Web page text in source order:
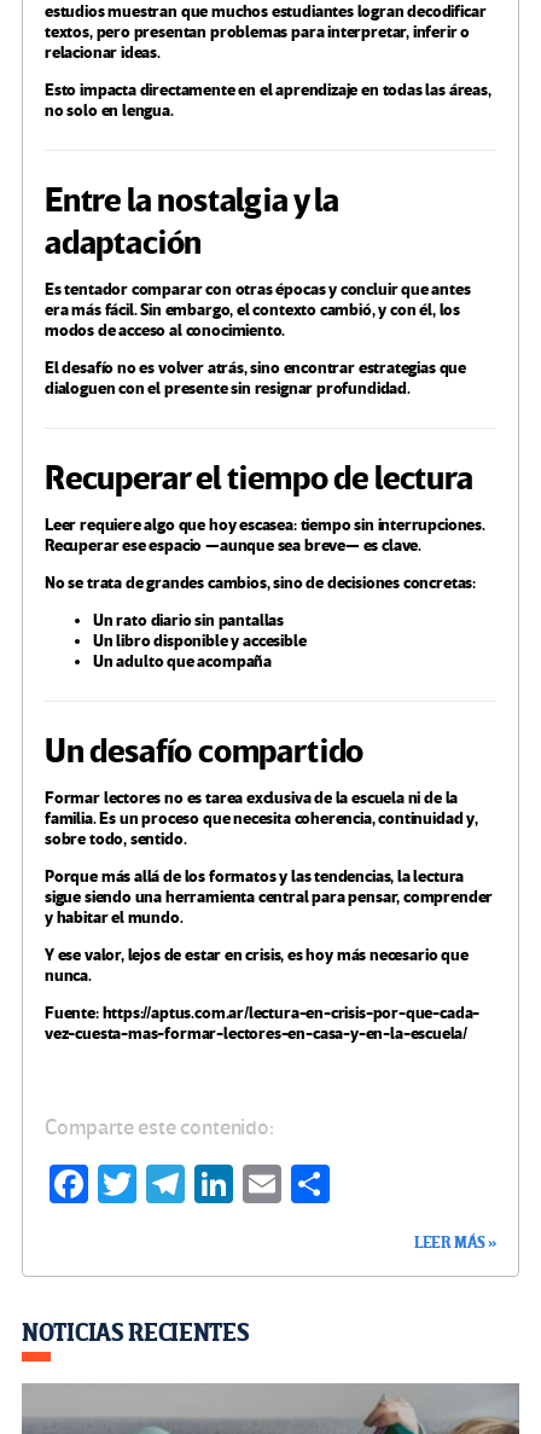
estudios muestran que muchos estudiantes logran decodificar
textos, pero presentan problemas para interpretar, inferir o
relacionar ideas.
Esto impacta directamente en el aprendizaje en todas las áreas,
no solo en lengua.
Entre la nostalgia y la
adaptación
Es tentador comparar con otras épocas y concluir que antes
era más fácil. Sin embargo, el contexto cambió, y con él, los
modos de acceso al conocimiento.
El desafío no es volver atrás, sino encontrar estrategias que
dialoguen con el presente sin resignar profundidad.
Recuperar el tiempo de lectura
Leer requiere algo que hoy escasea: tiempo sin interrupciones.
Recuperar ese espacio —aunque sea breve— es clave.
No se trata de grandes cambios, sino de decisiones concretas:
Un rato diario sin pantallas
Un libro disponible y accesible
Un adulto que acompaña
Un desafío compartido
Formar lectores no es tarea exclusiva de la escuela ni de la
familia. Es un proceso que necesita coherencia, continuidad y,
sobre todo, sentido.
Porque más allá de los formatos y las tendencias, la lectura
sigue siendo una herramienta central para pensar, comprender
y habitar el mundo.
Y ese valor, lejos de estar en crisis, es hoy más necesario que
nunca.
Fuente: https://aptus.com.ar/lectura-en-crisis-por-que-cada-
vez-cuesta-mas-formar-lectores-en-casa-y-en-la-escuela/
Comparte este contenido:
Fa
o
k
T
Te
m
Li
n
E
tir
LEER MÁS »
NOTICIAS RECIENTES